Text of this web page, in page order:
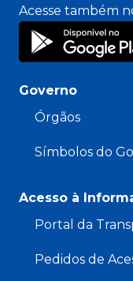
Acesse também
Governo
Órgãos
Símbolos do
Acesso à
Portal da
Pedidos de